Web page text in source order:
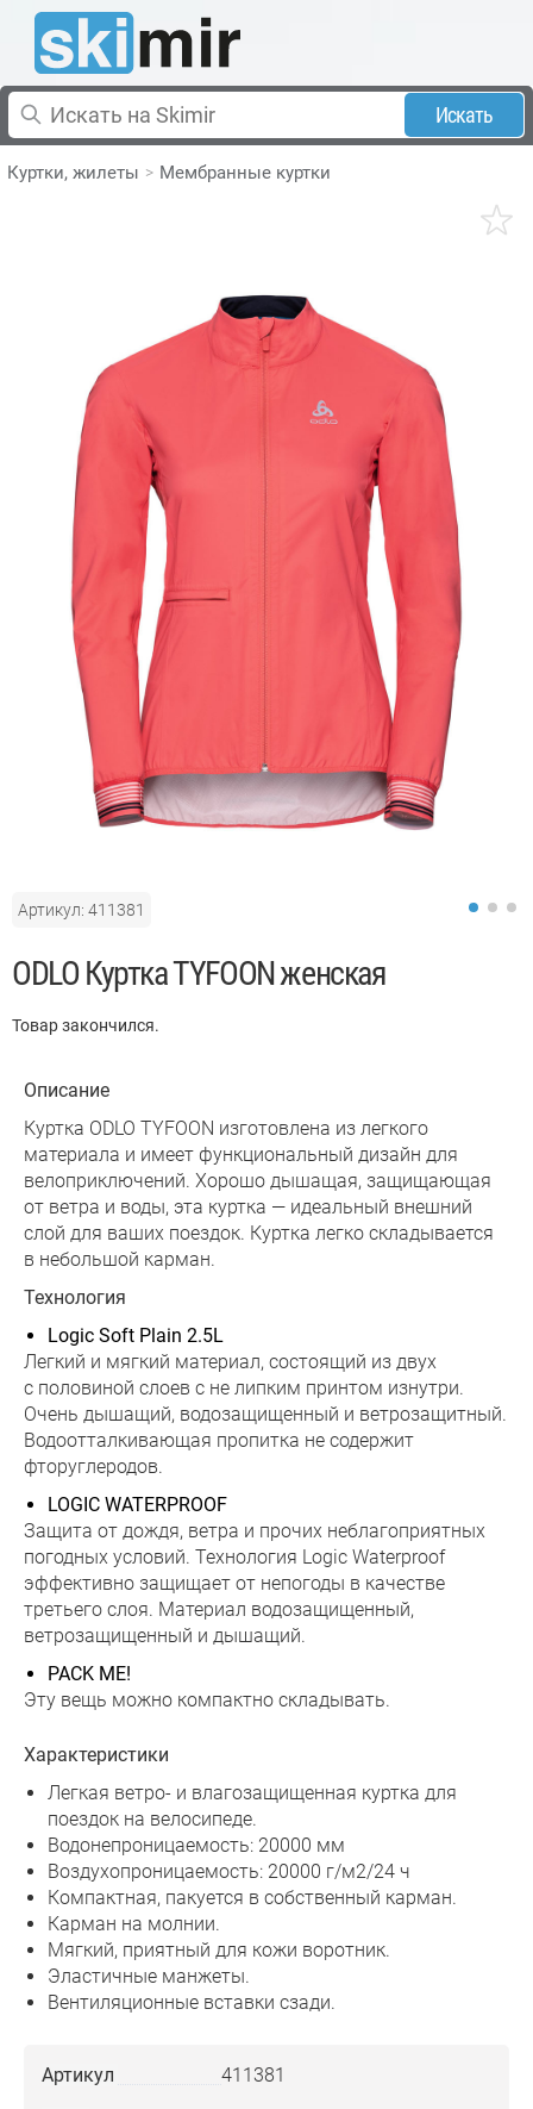
Искать
Куртки, жилеты Мембранные куртки
Артикул: 411381
ODLO Куртка TYFOON женская
Товар закончился.
Описание
Куртка ODLO TYFOON изготовлена из легкого
материала и имеет функциональный дизайн для
велоприключений. Хорошо дышащая, защищающая
от ветра и воды, эта куртка — идеальный внешний
слой для ваших поездок. Куртка легко складывается
в небольшой карман.
Технология
Logic Soft Plain 2.5L
Легкий и мягкий материал, состоящий из двух
с половиной слоев с не липким принтом изнутри.
Очень дышащий, водозащищенный и ветрозащитный.
Водоотталкивающая пропитка не содержит
фторуглеродов.
LOGIC WATERPROOF
Защита от дождя, ветра и прочих неблагоприятных
погодных условий. Технология Logic Waterproof
эффективно защищает от непогоды в качестве
третьего слоя. Материал водозащищенный,
ветрозащищенный и дышащий.
PACK ME!
Эту вещь можно компактно складывать.
Характеристики
Легкая ветро- и влагозащищенная куртка для
поездок на велосипеде.
Водонепроницаемость: 20000 мм
Воздухопроницаемость: 20000 г/м2/24 ч
Компактная, пакуется в собственный карман.
Карман на молнии.
Мягкий, приятный для кожи воротник.
Эластичные манжеты.
Вентиляционные вставки сзади.
Артикул
411381